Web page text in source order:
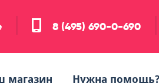
8 (495) 690-0-690
магазин Нужна помощь?